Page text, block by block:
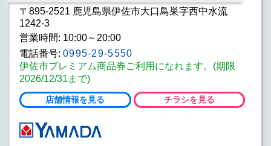
〒895-2521 鹿児島県伊佐市大口鳥巣字西中水流
1242-3
営業時間: 10:00～20:00
電話番号: 0995-29-5550
伊佐市プレミアム商品券ご利用になれます。(期限
2026/12/31まで)
店舗情報を見る チラシを見る